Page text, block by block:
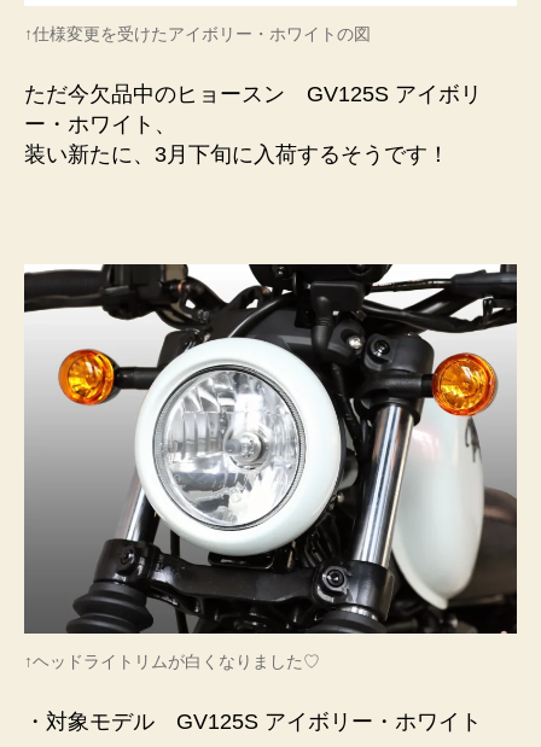
↑仕様変更を受けたアイボリー・ホワイトの図
ただ今欠品中のヒョースン GV125S アイボリ
ー・ホワイト、
装い新たに、3月下旬に入荷するそうです！
↑ヘッドライトリムが白くなりました♡
・対象モデル GV125S アイボリー・ホワイト